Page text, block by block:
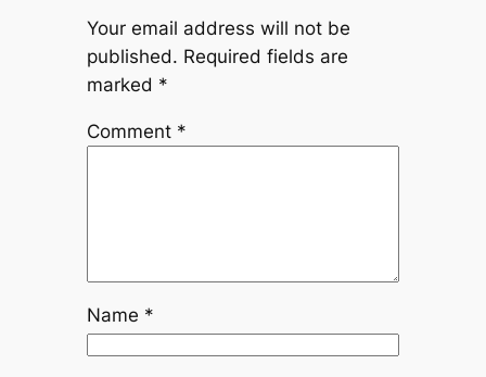
Your email address will not be
published. Required fields are
marked *
Comment *
Name *